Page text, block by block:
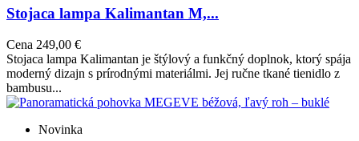
Stojaca lampa Kalimantan M,...
Cena 249,00 €
Stojaca lampa Kalimantan je štýlový a funkčný doplnok, ktorý spája
moderný dizajn s prírodnými materiálmi. Jej ručne tkané tienidlo z
bambusu...
Novinka